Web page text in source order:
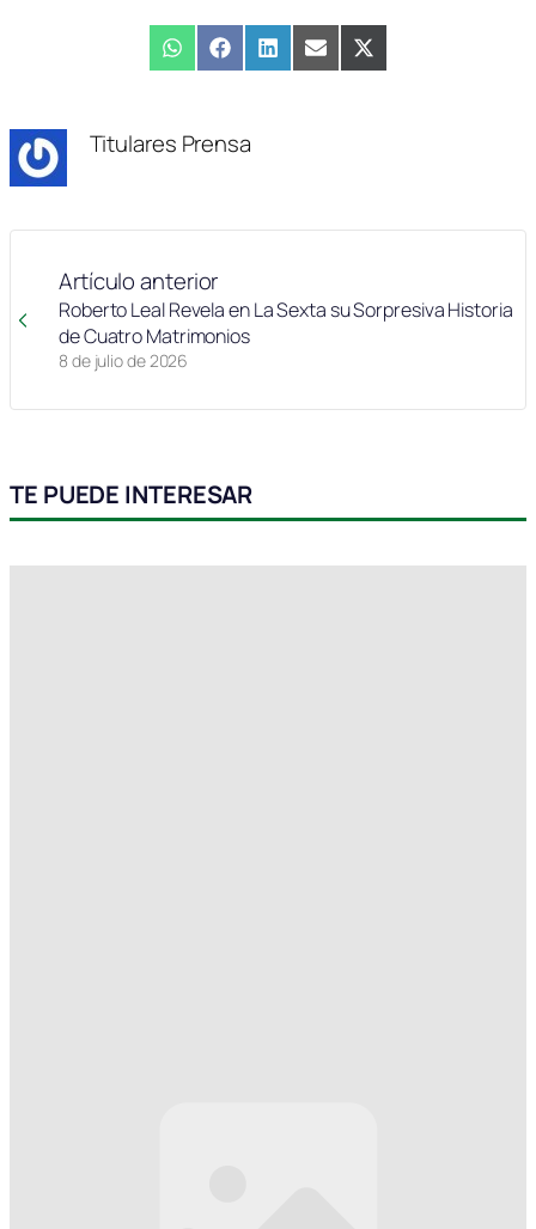
Compartir
en
WhatsAppCompartir
en
FacebookCompartir
en
LinkedInCompartir
en
EmailCompartir
en
X
(Twitter)
Titulares Prensa
Artículo anterior
8 de julio de 2026
Roberto Leal Revela en La Sexta su Sorpresiva Historia
de Cuatro Matrimonios
TE PUEDE INTERESAR